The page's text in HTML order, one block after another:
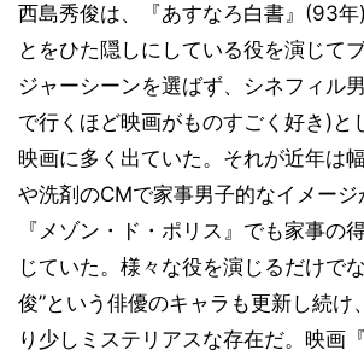
西島秀俊は、『あすなろ白書』(93年
とをひた隠しにしている役を演じて
ジャーシーンを選ばず、シネフィル
で行くほど映画がものすごく好き)と
映画に多く出ていた。それが近年は
や洗剤のCMで家事男子的なイメー
『メゾン・ド・ポリス』でも家事の
じていた。様々な役を演じるだけで
俊”という俳優のキャラも更新し続け
り少しミステリアスな存在だ。映画